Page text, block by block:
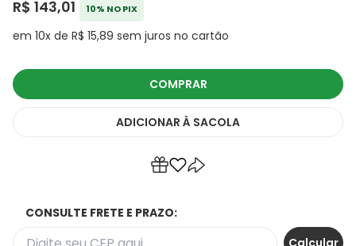
R$ 143,01 10% NO PIX
em 10x de R$ 15,89 sem juros no cartão
COMPRAR
ADICIONAR À SACOLA
CONSULTE FRETE E PRAZO: